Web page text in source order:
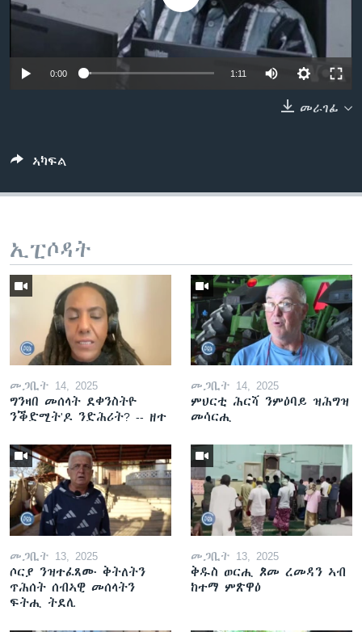
ቂሔ ጽልሚ
ቋንቋታት
0:00 1:11
መራገፊ
ኣካፍል
ኢፒሶዳት
መጋቢት 14, 2025
ግንዛበ መሰላት ደቀንስትዮ
ንቕድሚት'ዶ ንድሕሪት? -- ዘተ
መጋቢት 14, 2025
ምህርቲ ሕርሻ ንምዕባይ ዝሕግዝ
መሳርሒ
መጋቢት 13, 2025
ሶርያ ንዝተፈጸሙ ቅትለትን
ጥሕሰት ሰብኣዊ መሰላትን
ፍትሒ ትደሊ
መጋቢት 13, 2025
ቅዱስ ወርሒ ጾመ ረመዳን ኣብ
ከተማ ምጽዋዕ